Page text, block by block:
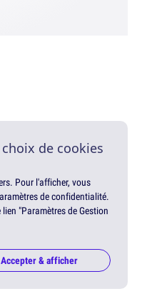
de cookies
Pour l'afficher, vous
de confidentialité.
"Paramètres de Gestion
Accepter & afficher